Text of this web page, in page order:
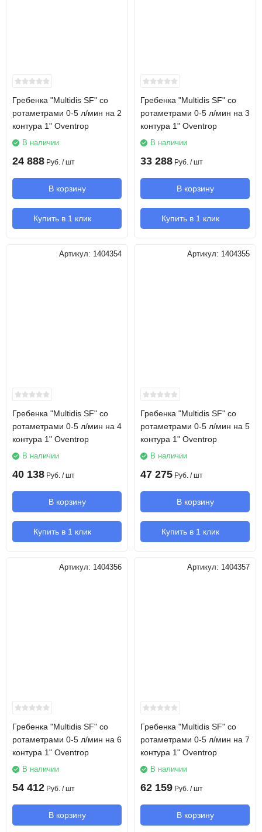
Гребенка "Multidis SF" со
ротаметрами 0-5 л/мин на 2
контура 1" Oventrop
В наличии
24 888 Руб. / шт
В корзину
Купить в 1 клик
Гребенка "Multidis SF" со
ротаметрами 0-5 л/мин на 3
контура 1" Oventrop
В наличии
33 288 Руб. / шт
В корзину
Купить в 1 клик
Артикул: 1404354
Гребенка "Multidis SF" со
ротаметрами 0-5 л/мин на 4
контура 1" Oventrop
В наличии
40 138 Руб. / шт
В корзину
Купить в 1 клик
Артикул: 1404355
Гребенка "Multidis SF" со
ротаметрами 0-5 л/мин на 5
контура 1" Oventrop
В наличии
47 275 Руб. / шт
В корзину
Купить в 1 клик
Артикул: 1404356
Гребенка "Multidis SF" со
ротаметрами 0-5 л/мин на 6
контура 1" Oventrop
В наличии
54 412 Руб. / шт
В корзину
Артикул: 1404357
Гребенка "Multidis SF" со
ротаметрами 0-5 л/мин на 7
контура 1" Oventrop
В наличии
62 159 Руб. / шт
В корзину